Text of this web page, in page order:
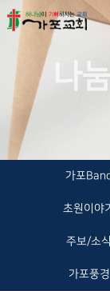
나
가포Band
초원이야기
주보/소식
가포풍경